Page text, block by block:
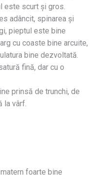
este scurt și gros.
adâncit, spinarea și
pieptul este bine
cu coaste bine arcuite,
bine dezvoltată.
fină, dar cu o
prinsă de trunchi, de
la vârf.
foarte bine